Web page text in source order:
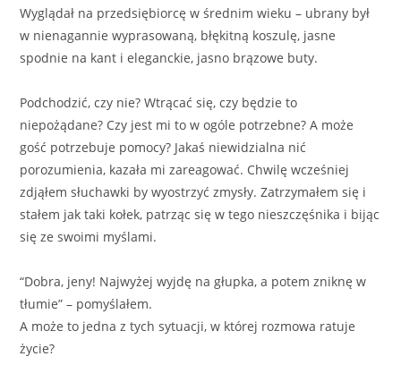
Wyglądał na przedsiębiorcę w średnim wieku – ubrany był
w nienagannie wyprasowaną, błękitną koszulę, jasne
spodnie na kant i eleganckie, jasno brązowe buty.
Podchodzić, czy nie? Wtrącać się, czy będzie to
niepożądane? Czy jest mi to w ogóle potrzebne? A może
gość potrzebuje pomocy? Jakaś niewidzialna nić
porozumienia, kazała mi zareagować. Chwilę wcześniej
zdjąłem słuchawki by wyostrzyć zmysły. Zatrzymałem się i
stałem jak taki kołek, patrząc się w tego nieszczęśnika i bijąc
się ze swoimi myślami.
“Dobra, jeny! Najwyżej wyjdę na głupka, a potem zniknę w
tłumie” – pomyślałem.
A może to jedna z tych sytuacji, w której rozmowa ratuje
życie?